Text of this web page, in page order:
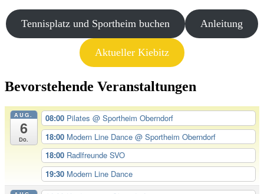
Tennisplatz und Sportheim buchen Anleitung
Aktueller Kiebitz
Bevorstehende Veranstaltungen
AUG.
6
Do.
08:00 Pilates @ Sportheim Oberndorf
18:00 Modern Line Dance @ Sportheim Oberndorf
18:00 Radlfreunde SVO
19:30 Modern Line Dance